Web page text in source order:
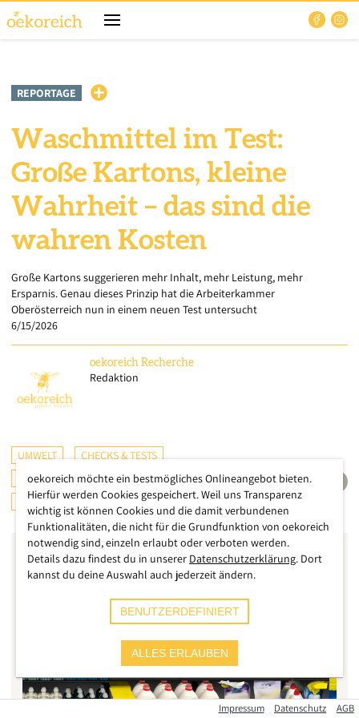
REPORTAGE
Waschmittel im Test:
Große Kartons, kleine
Wahrheit – das sind die
wahren Kosten
Große Kartons suggerieren mehr Inhalt, mehr Leistung, mehr
Ersparnis. Genau dieses Prinzip hat die Arbeiterkammer
Oberösterreich nun in einem neuen Test untersucht
6/15/2026
oekoreich Recherche
Redaktion
UMWELT
CHECKS & TESTS
KONSUMENTENSCHUTZ
ÖSTERREICH
DEUTSCHLAND
Impressum Datenschutz AGB
oekoreich möchte ein bestmögliches Onlineangebot bieten.
Hierfür werden Cookies gespeichert. Weil uns Transparenz
wichtig ist können Cookies und die damit verbundenen
Funktionalitäten, die nicht für die Grundfunktion von oekoreich
notwendig sind, einzeln erlaubt oder verboten werden.
Details dazu findest du in unserer Datenschutzerklärung. Dort
kannst du deine Auswahl auch jederzeit ändern.
BENUTZERDEFINIERT
ALLES ERLAUBEN